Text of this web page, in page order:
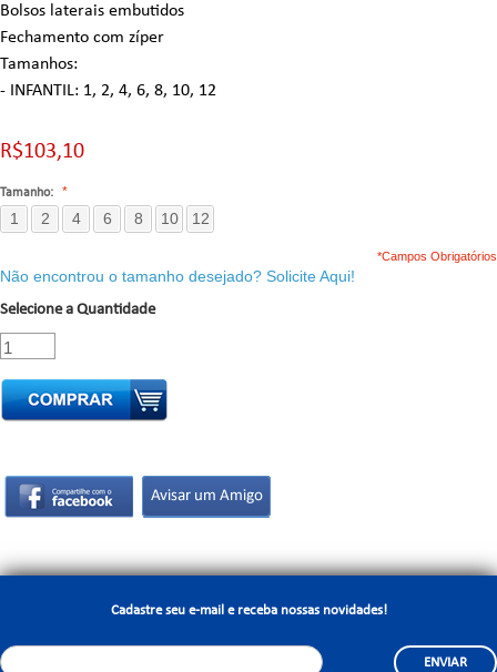
Bolsos laterais embutidos
Fechamento com zíper
Tamanhos:
- INFANTIL: 1, 2, 4, 6, 8, 10, 12
R$103,10
Tamanho:
1 2 4 6 8 10 12
*Campos Obrigatórios
Não encontrou o tamanho desejado? Solicite Aqui!
Selecione a Quantidade
Cadastre seu e-mail e receba nossas novidades!
ENVIAR